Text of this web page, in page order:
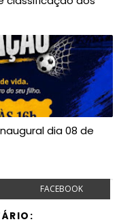
dia 08 de
FACEBOOK